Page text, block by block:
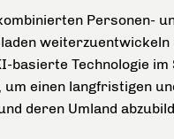
Personen-
weiterzuentwickeln
basierte Technologie im
einen langfristigen
deren Umland